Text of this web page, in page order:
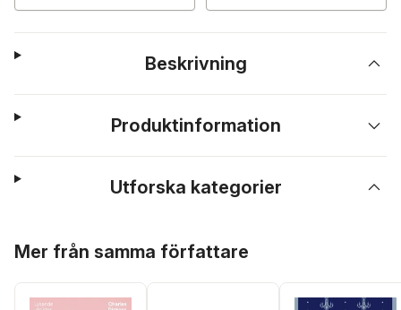
Beskrivning
Produktinformation
Utforska kategorier
Mer från samma författare